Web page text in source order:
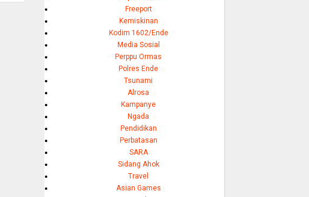
Freeport
Kemiskinan
Kodim 1602/Ende
Media Sosial
Perppu Ormas
Polres Ende
Tsunami
Alrosa
Kampanye
Ngada
Pendidikan
Perbatasan
SARA
Sidang Ahok
Travel
Asian Games